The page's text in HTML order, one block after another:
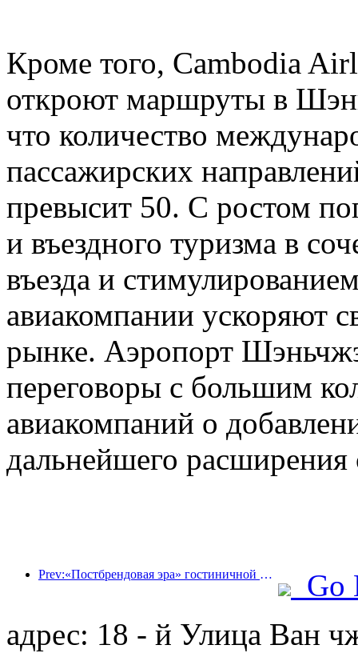
Кроме того, Cambodia
откроют маршруты в
что количество
пассажирских
превысит 50. С ростом
и въездного туризма в
въезда и
авиакомпании ускоряют
рынке. Аэропорт
переговоры с большим
авиакомпаний о
дальнейшего
Prev:«Постбрендовая эра» гостиничной индустрии: от масштабного расширения к эффективности в первую очередь
Go
адрес: 18 - й Улица Ван